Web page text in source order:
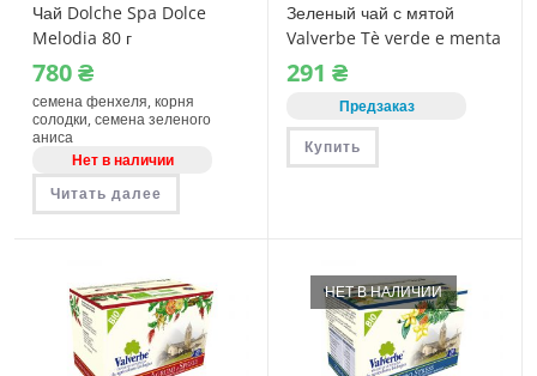
Чай Dolche Spa Dolce
Melodia 80 г
780₴
семена фенхеля, корня
солодки, семена зеленого
аниса
Нет в наличии
Читать далее
Зеленый чай с мятой
Valverbe Tè verde e menta
20 пакетиков
291 ₴
Предзаказ
Купить
НЕТ В НАЛИЧИИ